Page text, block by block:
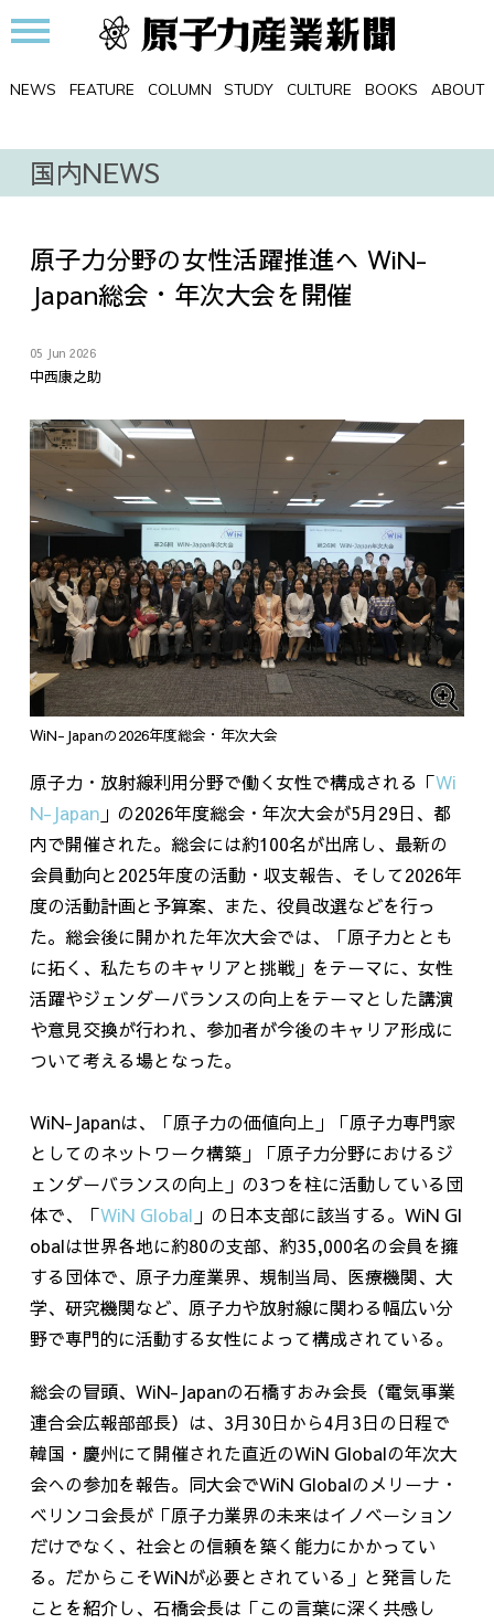
NEWS FEATURE COLUMN STUDY CULTURE BOOKS ABOUT
国内NEWS
原子力分野の女性活躍推進へ WiN-
Japan総会・年次大会を開催
05 Jun 2026
中西康之助
WiN-Japanの2026年度総会・年次大会
原子力・放射線利用分野で働く女性で構成される「Wi
N-Japan」の2026年度総会・年次大会が5月29日、都
内で開催された。総会には約100名が出席し、最新の
会員動向と2025年度の活動・収支報告、そして2026年
度の活動計画と予算案、また、役員改選などを行っ
た。総会後に開かれた年次大会では、「原子力ととも
に拓く、私たちのキャリアと挑戦」をテーマに、女性
活躍やジェンダーバランスの向上をテーマとした講演
や意見交換が行われ、参加者が今後のキャリア形成に
ついて考える場となった。
WiN-Japanは、「原子力の価値向上」「原子力専門家
としてのネットワーク構築」「原子力分野におけるジ
ェンダーバランスの向上」の3つを柱に活動している団
体で、「WiN Global 」の日本支部に該当する。 WiN Gl
obalは世界各地に約80の支部、約35,000名の会員を擁
する団体で、原子力産業界、規制当局、医療機関、大
学、研究機関など、原子力や放射線に関わる幅広い分
野で専門的に活動する女性によって構成されている。
総会の冒頭、 WiN-Japanの石橋すおみ会長（電気事業
連合会広報部部長）は、 3月30日から4月3日の日程で
韓国・慶州にて開催された直近のWiN Globalの年次大
会への参加を報告。同大会でWiN Globalのメリーナ・
ベリンコ会長が「原子力業界の未来はイノベーション
だけでなく、社会との信頼を築く能力にかかってい
る。だからこそWiNが必要とされている」と発言した
ことを紹介し、石橋会長は「この言葉に深く共感し